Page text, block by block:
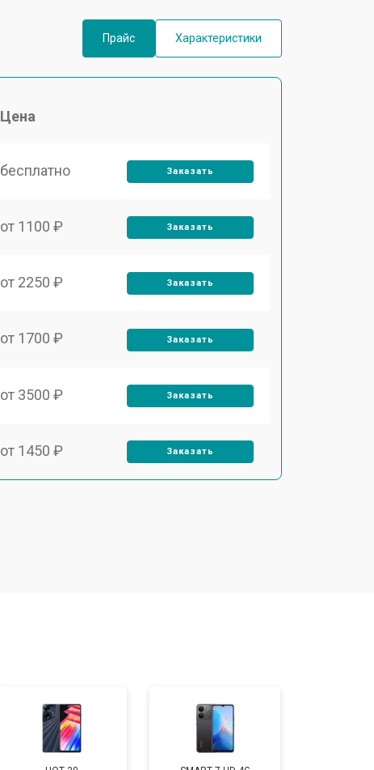
Прайс
Характеристики
Цена
бесплатно Заказать
от 1100 ₽ Заказать
от 2250 ₽ Заказать
от 1700 ₽ Заказать
от 3500 ₽ Заказать
от 1450 ₽ Заказать
от 1400 ₽